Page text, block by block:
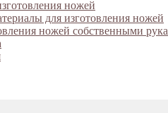
ножей
для изготовления ножей
ножей собственными